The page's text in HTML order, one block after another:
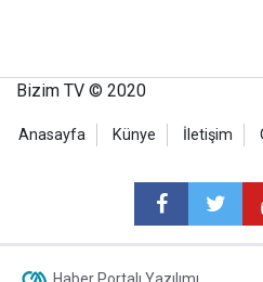
Bizim TV © 2020
Anasayfa Künye İletişim